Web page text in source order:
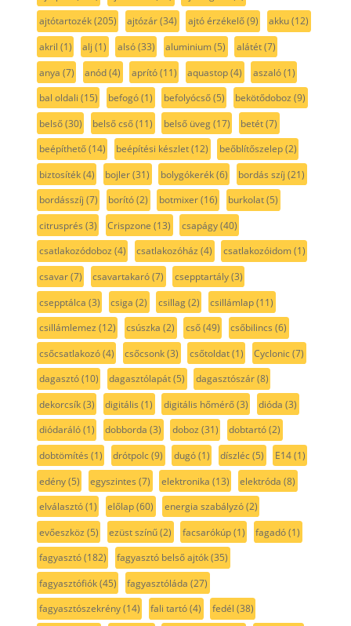
ajtótartozék(205) ajtózár(34) ajtó érzékelő(9) akku(12)
akril (1) alj (1) alsó(33) aluminium(5) alátét(7)
anya (7) anód(4) aprító(11) aquastop(4) aszaló(1)
bal oldali (15) befogó(1) befolyócső(5) bekötődoboz (9)
belső(30) belső cső(11) belső üveg(17) betét(7)
beépíthető(14) beépítési készlet(12) beőblítőszelep(2)
biztosíték(4) bojler(31) bolygókerék(6) bordás szíj (21)
bordásszíj (7) borító(2) botmixer(16) burkolat(5)
citrusprés (3) Crispzone (13) csapágy(40)
csatlakozódoboz (4) csatlakozóház (4) csatlakozóidom(1)
csavar(7) csavartakaró(7) csepptartály(3)
csepptálca (3) csiga (2) csillag(2) csillámlap(11)
csillámlemez (12) csúszka (2) cső(49) csőbilincs (6)
csőcsatlakozó(4) csőcsonk(3) csőtoldat(1) Cyclonic(7)
dagasztó(10) dagasztólapát(5) dagasztószár(8)
dekorcsík(3) digitális (1) digitális hőmérő(3) dióda (3)
diódaráló(1) dobborda (3) doboz (31) dobtartó(2)
dobtömítés (1) drótpolc(9) dugó(1) díszléc(5) E14(1)
edény(5) egyszintes (7) elektronika (13) elektróda (8)
elválasztó(1) előlap(60) energia szabályzó(2)
evőeszköz (5) ezüst színű(2) facsarókúp(1) fagadó(1)
fagyasztó(182) fagyasztó belső ajtók(35)
fagyasztófiók(45) fagyasztóláda (27)
fagyasztószekrény(14) fali tartó(4) fedél (38)